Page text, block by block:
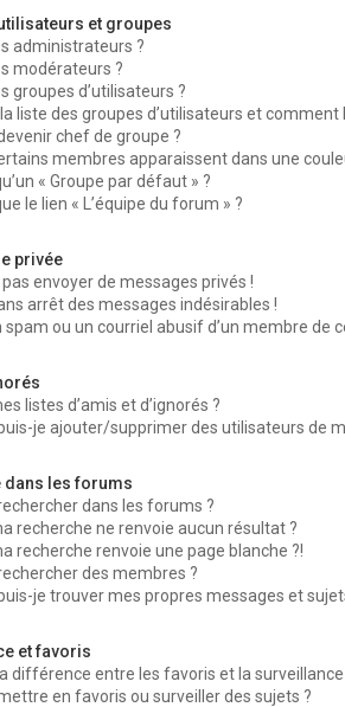
et groupes
administrateurs ?
modérateurs ?
groupes d’utilisateurs ?
liste des groupes d’utilisateurs et comment
chef de groupe ?
membres apparaissent dans une
« Groupe par défaut » ?
le lien « L’équipe du forum » ?
privée
envoyer de messages privés !
arrêt des messages indésirables !
spam ou un courriel abusif d’un membre de
listes d’amis et d’ignorés ?
je ajouter/supprimer des utilisateurs de
dans les forums
dans les forums ?
recherche ne renvoie aucun résultat ?
recherche renvoie une page blanche ?!
des membres ?
je trouver mes propres messages et
et favoris
différence entre les favoris et la surveillance
en favoris ou surveiller des sujets ?